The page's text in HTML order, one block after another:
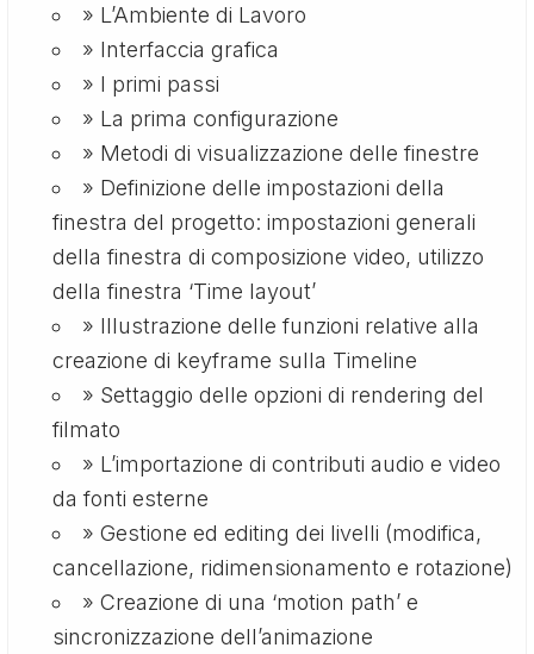
» L’Ambiente di Lavoro
» Interfaccia grafica
» I primi passi
» La prima configurazione
» Metodi di visualizzazione delle finestre
» Definizione delle impostazioni della
finestra del progetto: impostazioni generali
della finestra di composizione video, utilizzo
della finestra ‘Time layout’
» Illustrazione delle funzioni relative alla
creazione di keyframe sulla Timeline
» Settaggio delle opzioni di rendering del
filmato
» L’importazione di contributi audio e video
da fonti esterne
» Gestione ed editing dei livelli (modifica,
cancellazione, ridimensionamento e rotazione)
» Creazione di una ‘motion path’ e
sincronizzazione dell’animazione